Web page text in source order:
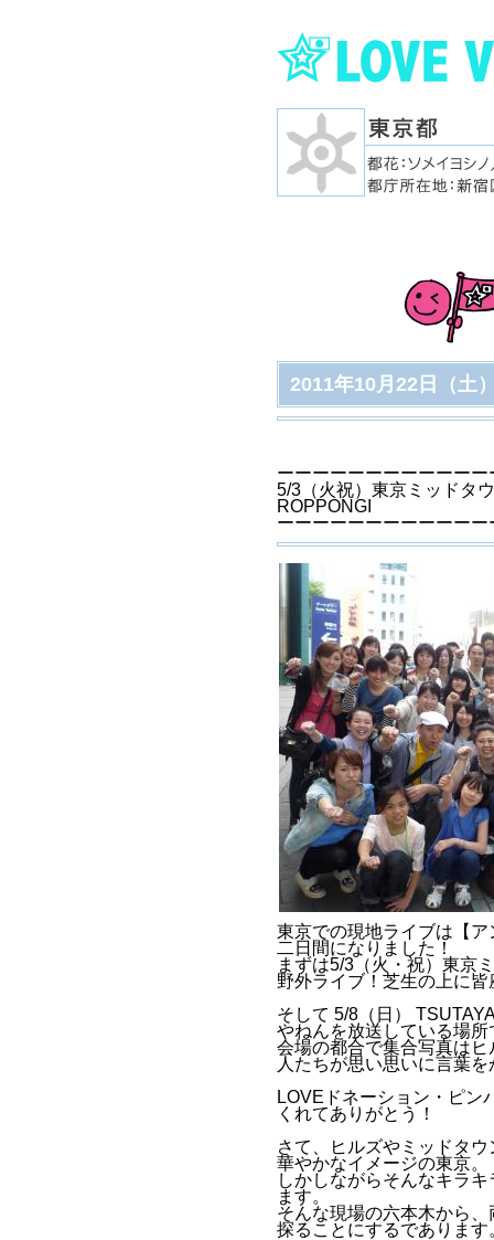
2011年10月22日（土
ーーーーーーーーーーーー
5/3（火祝）東京ミッドタ
ROPPONGI
ーーーーーーーーーーーー
東京での現地ライブは【
二日間になりました！
まずは5/3（火・祝）東京
野外ライブ！芝生の上に
そして 5/8（日）
やねんを放送している場所
会場の都合で集合写真は
人たちが思い思いに言葉
LOVEドネーション・ピン
くれてありがとう！
さて、ヒルズやミッドタ
華やかなイメージの東京。
しかしながらそんなキラ
ます。
そんな現場の六本木から
探ることにするであります